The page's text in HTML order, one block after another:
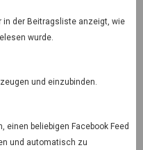
in der Beitragsliste anzeigt, wie
wurde.
und einzubinden.
einen beliebigen Facebook Feed
und automatisch zu